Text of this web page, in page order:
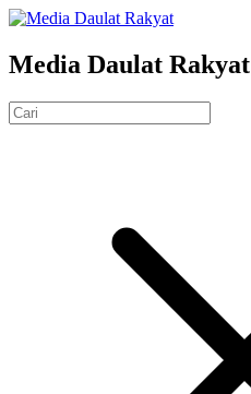
Media Daulat Rakyat